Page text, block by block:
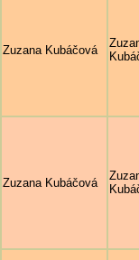
Zuzana Kubáčová
Zuzana Kubáčová